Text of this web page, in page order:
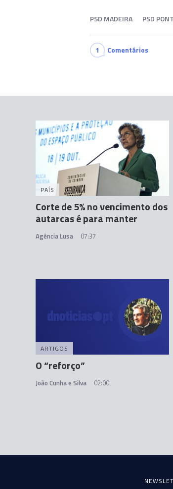
PSD MADEIRA PSD
1 Comentários
PAÍS
Corte de 5% no vencimento dos
autarcas é para manter
Agência Lusa 07:37
ARTIGOS
O “reforço”
João Cunha e Silva 02:00